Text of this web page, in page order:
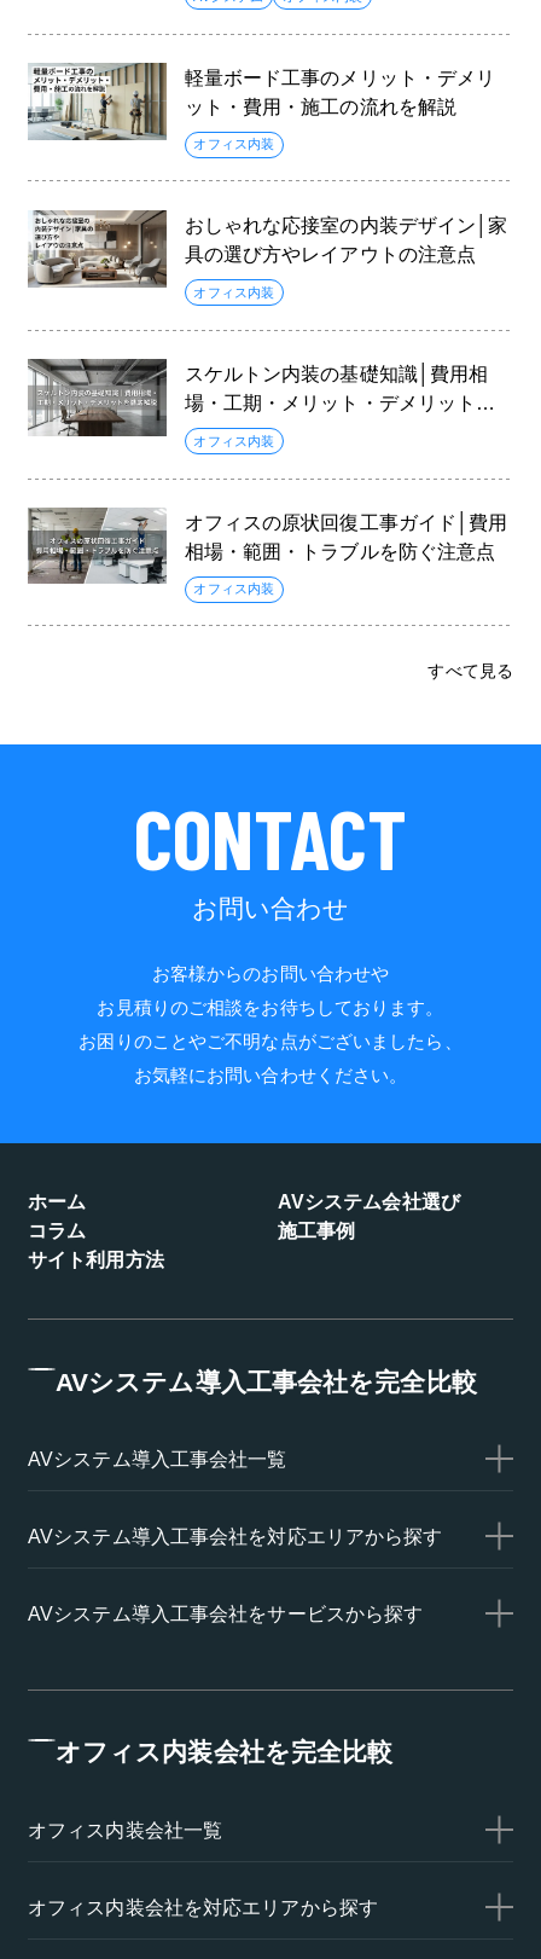
軽量ボード工事のメリット・デメリ
ット・費用・施工の流れを解説
オフィス内装
おしゃれな応接室の内装デザイン│家
具の選び方やレイアウトの注意点
オフィス内装
スケルトン内装の基礎知識│費用相
場・工期・メリット・デメリットを
徹底解説
オフィス内装
オフィスの原状回復工事ガイド│費用
相場・範囲・トラブルを防ぐ注意点
オフィス内装
すべて見る
CONTACT
お問い合わせ
お客様からのお問い合わせや
お見積りのご相談をお待ちしております。
お困りのことやご不明な点がございましたら、
お気軽にお問い合わせください。
ホーム
AVシステム会社選び
コラム
施工事例
サイト利用方法
AVシステム導入工事会社を完全比較
AVシステム導入工事会社一覧
AVシステム導入工事会社を対応エリアから探す
AVシステム導入工事会社をサービスから探す
オフィス内装会社を完全比較
オフィス内装会社一覧
オフィス内装会社を対応エリアから探す